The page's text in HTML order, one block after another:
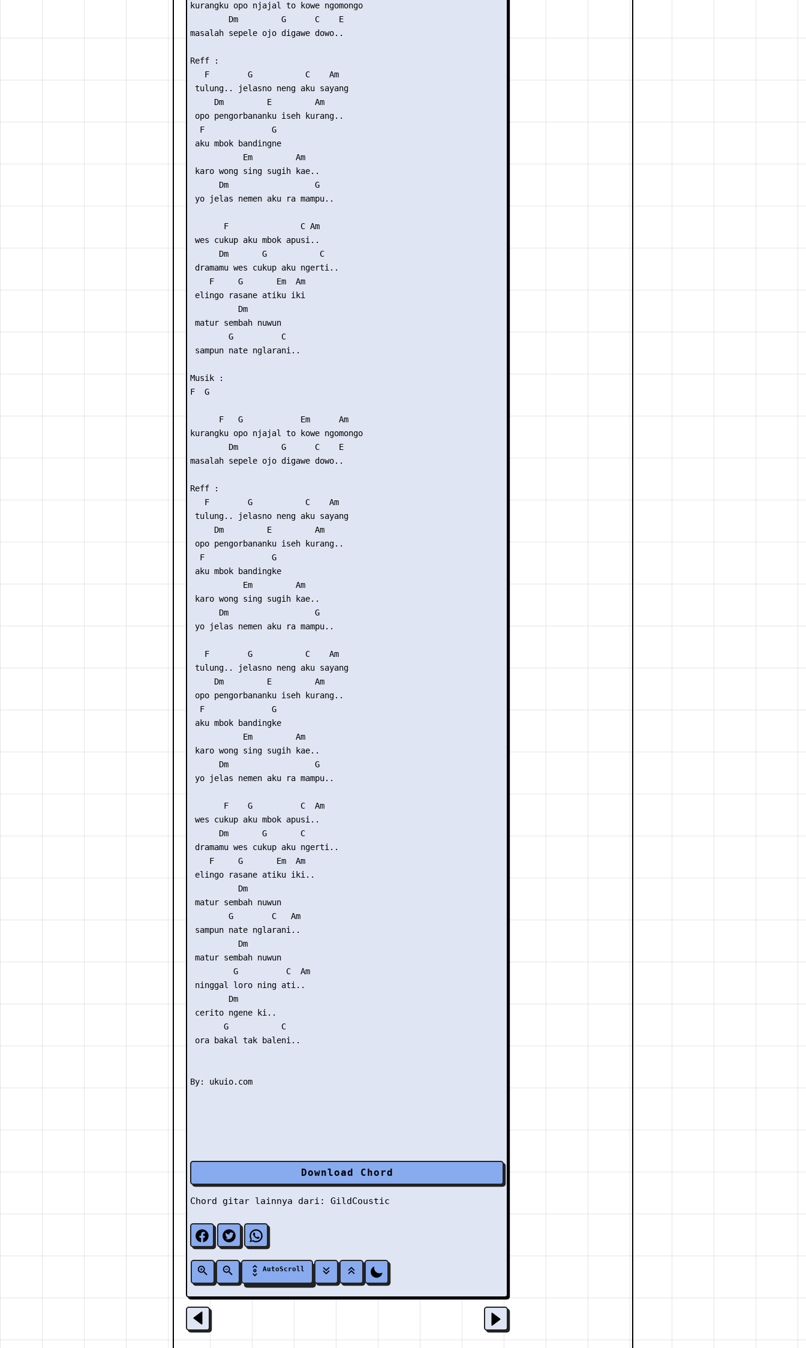
kurangku opo njajal to kowe ngomongo
        Dm         G      C    E
masalah sepele ojo digawe dowo..
Reff :
   F        G           C    Am
tulung.. jelasno neng aku sayang
     Dm         E         Am
opo pengorbananku iseh kurang..
  F              G
aku mbok bandingne
           Em         Am
karo wong sing sugih kae..
      Dm                  G
yo jelas nemen aku ra mampu..
       F               C Am
wes cukup aku mbok apusi..
      Dm       G           C
dramamu wes cukup aku ngerti..
    F     G       Em  Am
elingo rasane atiku iki
          Dm
matur sembah nuwun
        G          C
sampun nate nglarani..
Musik :
F  G
      F   G            Em      Am
kurangku opo njajal to kowe ngomongo
        Dm         G      C    E
masalah sepele ojo digawe dowo..
Reff :
   F        G           C    Am
tulung.. jelasno neng aku sayang
     Dm         E         Am
opo pengorbananku iseh kurang..
  F              G
aku mbok bandingke
           Em         Am
karo wong sing sugih kae..
      Dm                  G
yo jelas nemen aku ra mampu..
   F        G           C    Am
tulung.. jelasno neng aku sayang
     Dm         E         Am
opo pengorbananku iseh kurang..
  F              G
aku mbok bandingke
           Em         Am
karo wong sing sugih kae..
      Dm                  G
yo jelas nemen aku ra mampu..
       F    G          C  Am
wes cukup aku mbok apusi..
      Dm       G       C
dramamu wes cukup aku ngerti..
    F     G       Em  Am
elingo rasane atiku iki..
          Dm
matur sembah nuwun
        G        C   Am
sampun nate nglarani..
          Dm
matur sembah nuwun
         G          C  Am
ninggal loro ning ati..
        Dm
cerito ngene ki..
       G           C
ora bakal tak baleni..
Download Chord
Chord gitar lainnya dari: GildCoustic
AutoScroll